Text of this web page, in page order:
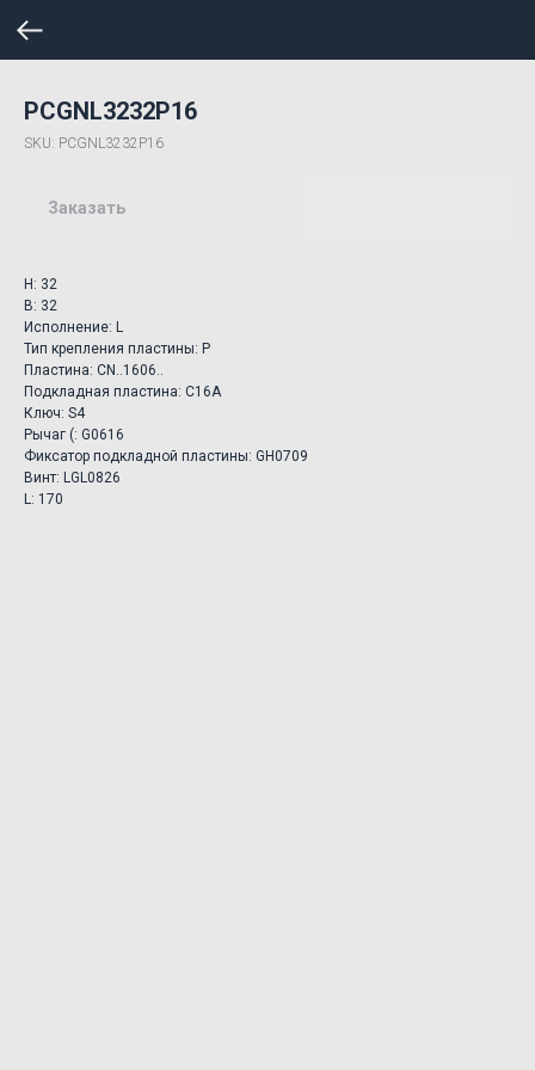
PCGNL3232P16
SKU: PCGNL3232P16
Заказать
H: 32
B: 32
Исполнение: L
Тип крепления пластины: P
Пластина: CN..1606..
Подкладная пластина: C16A
Ключ: S4
Рычаг (: G0616
Фиксатор подкладной пластины: GH0709
Винт: LGL0826
L: 170